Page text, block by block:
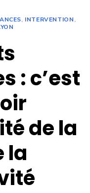
, INTERVENTION,
: c’est
de la
la